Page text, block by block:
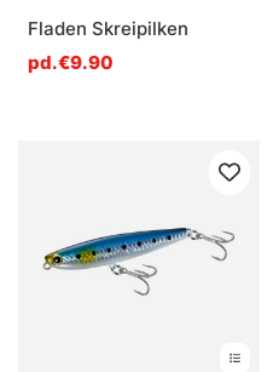
Fladen Skreipilken
pd.€9.90